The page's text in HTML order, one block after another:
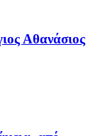
Αθανάσιος